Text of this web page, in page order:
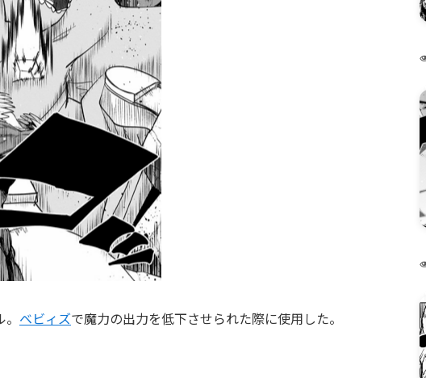
ベビィズで魔力の出力を低下させられた際に使用した。